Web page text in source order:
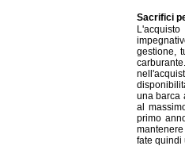
Sacrifici
gestione,
una barca
al
primo
fate quindi